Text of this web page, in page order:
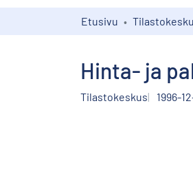
Etusivu
Hinta- ja
Tilastokeskus 1996-